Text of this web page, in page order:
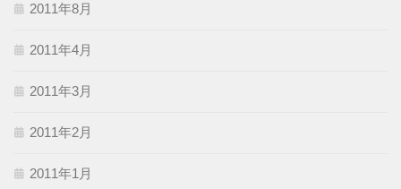
2011年8月
2011年4月
2011年3月
2011年2月
2011年1月